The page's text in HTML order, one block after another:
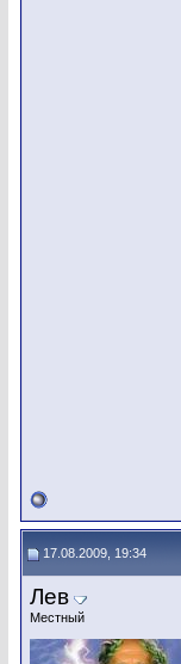
17.08.2009, 19:34
Лев
Местный